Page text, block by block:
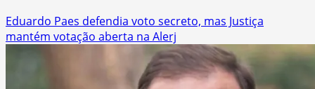
Eduardo Paes defendia voto secreto, mas Justiça
mantém votação aberta na Alerj